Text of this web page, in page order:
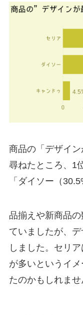
商品の「デザイ
尋ねたところ、1
「ダイソー（
品揃えや新商品
ていましたが、
しました。セリ
が多いというイ
たのかもしれませ